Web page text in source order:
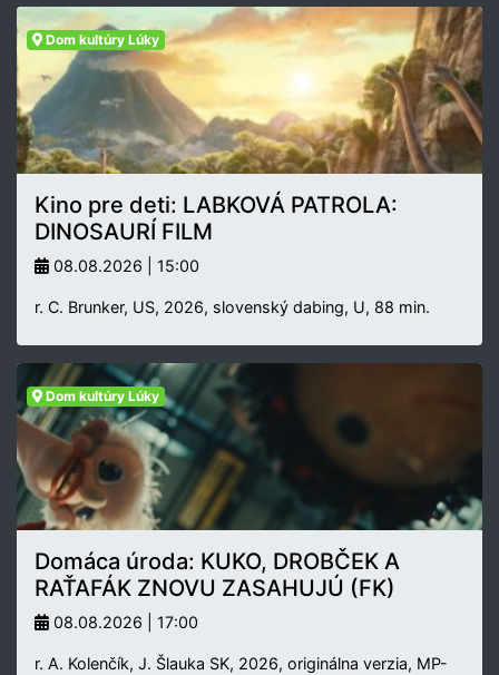
Dom kultúry Lúky
Kino pre deti: LABKOVÁ PATROLA:
DINOSAURÍ FILM
08.08.2026 | 15:00
r. C. Brunker, US, 2026, slovenský dabing, U, 88 min.
Dom kultúry Lúky
Domáca úroda: KUKO, DROBČEK A
RAŤAFÁK ZNOVU ZASAHUJÚ (FK)
08.08.2026 | 17:00
r. A. Kolenčík, J. Šlauka SK, 2026, originálna verzia, MP-